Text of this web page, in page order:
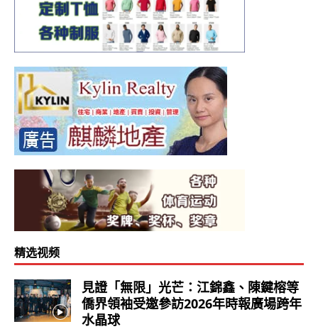
精选视频
見證「無限」光芒：江錦鑫、陳鍵榕等
僑界領袖受邀參訪2026年時報廣場跨年
水晶球